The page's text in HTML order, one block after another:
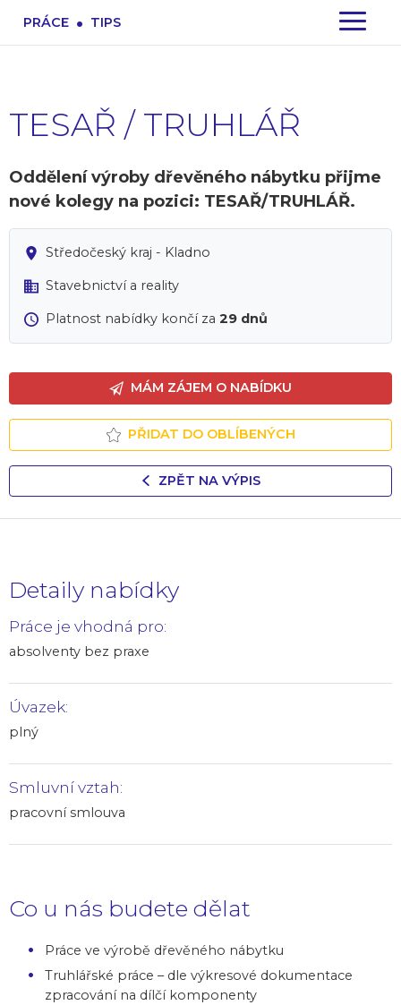
PRÁCE . TIPS
TESAŘ / TRUHLÁŘ
Oddělení výroby dřevěného nábytku přijme
nové kolegy na pozici: TESAŘ/TRUHLÁŘ.
Středočeský kraj - Kladno
Stavebnictví a reality
Platnost nabídky končí za 29 dnů
MÁM ZÁJEM O NABÍDKU
PŘIDAT DO OBLÍBENÝCH
ZPĚT NA VÝPIS
Detaily nabídky
Práce je vhodná pro:
absolventy bez praxe
Úvazek:
plný
Smluvní vztah:
pracovní smlouva
Co u nás budete dělat
Práce ve výrobě dřevěného nábytku
Truhlářské práce – dle výkresové dokumentace
zpracování na dílčí komponenty